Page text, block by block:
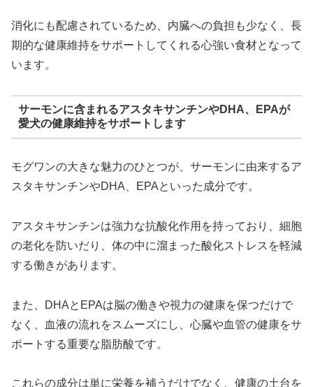
消化にも配慮されているため、内臓への負担も少なく、長
期的な健康維持をサポートしてくれる心強い食材となって
います。
サーモンに含まれるアスタキサンチンやDHA、EPAが
愛犬の健康維持をサポートします
モグワンの大きな魅力のひとつが、サーモンに由来するア
スタキサンチンやDHA、EPAといった成分です。
アスタキサンチンは強力な抗酸化作用を持っており、細胞
の老化を防いだり、体の中に溜まった酸化ストレスを軽減
する働きがあります。
また、DHAとEPAは脳の働きや視力の健康を保つだけで
なく、血液の流れをスムーズにし、心臓や血管の健康をサ
ポートする重要な脂肪酸です。
これらの成分は単に栄養を補うだけでなく、健康の土台を